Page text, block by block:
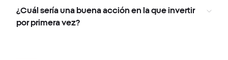
¿Cuál sería una buena acción en la que invertir
por primera vez?